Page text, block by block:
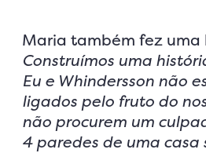
Maria também fez uma
Construímos uma
Eu e Whindersson não
ligados pelo fruto do
não procurem um
4 paredes de uma casa